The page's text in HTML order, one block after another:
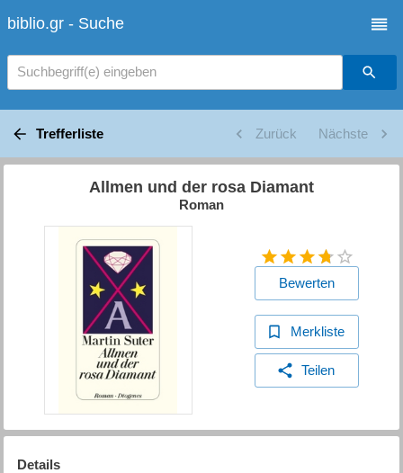
biblio.gr - Suche
Suchbegriff(e) eingeben
Trefferliste Zurück Nächste
Allmen und der rosa Diamant
Roman
Bewerten
Merkliste
Teilen
Details